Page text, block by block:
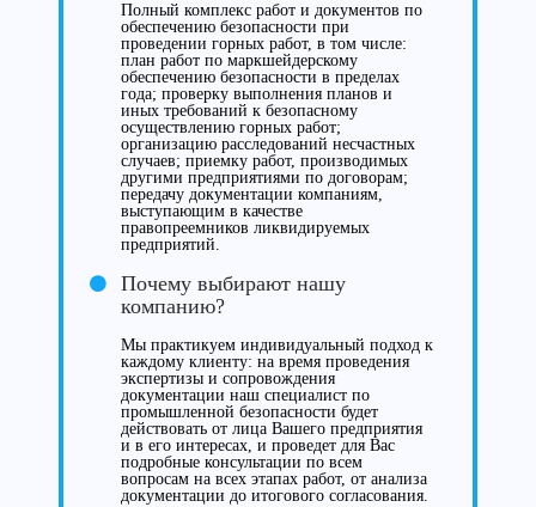
Полный комплекс работ и документов по
обеспечению безопасности при
проведении горных работ, в том числе:
план работ по маркшейдерскому
обеспечению безопасности в пределах
года; проверку выполнения планов и
иных требований к безопасному
осуществлению горных работ;
организацию расследований несчастных
случаев; приемку работ, производимых
другими предприятиями по договорам;
передачу документации компаниям,
выступающим в качестве
правопреемников ликвидируемых
предприятий.
Почему выбирают нашу
компанию?
Мы практикуем индивидуальный подход к
каждому клиенту: на время проведения
экспертизы и сопровождения
документации наш специалист по
промышленной безопасности будет
действовать от лица Вашего предприятия
и в его интересах, и проведет для Вас
подробные консультации по всем
вопросам на всех этапах работ, от анализа
документации до итогового согласования.